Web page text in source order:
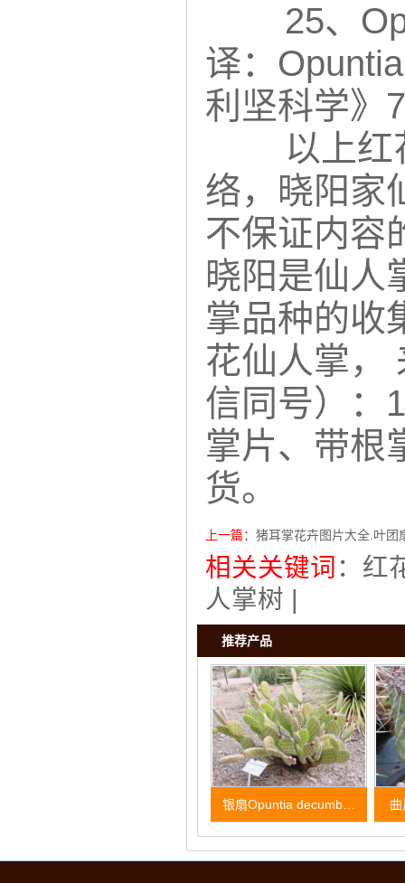
25、
译：
利坚科学》
以上
络，晓阳家
不保证内容
晓阳是仙人
掌品种的收
花仙人掌，
信同号）：
掌片、带根
货。
上一篇： 猪耳掌花卉图片大全.叶团
相关关键词 ： 红
人掌树 |
推荐产品
银扇Opuntia decumb…